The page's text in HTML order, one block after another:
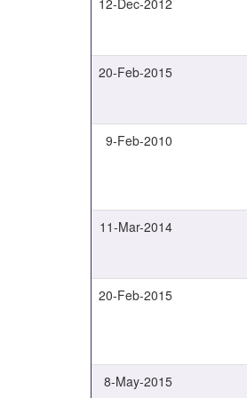
12-Dec-2012
20-Feb-2015
9-Feb-2010
11-Mar-2014
20-Feb-2015
8-May-2015